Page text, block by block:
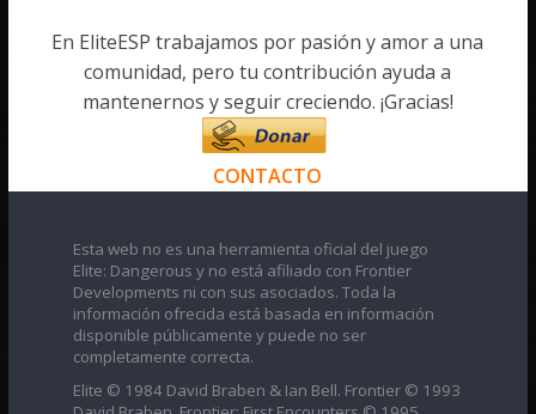
En EliteESP trabajamos por pasión y amor a una
comunidad, pero tu contribución ayuda a
mantenernos y seguir creciendo. ¡Gracias!
CONTACTO
Esta web no es una herramienta oficial del juego
Elite: Dangerous y no está afiliado con Frontier
Developments ni con sus asociados. Toda la
información ofrecida está basada en información
disponible públicamente y puede no ser
completamente correcta.
Elite © 1984 David Braben & Ian Bell. Frontier © 1993